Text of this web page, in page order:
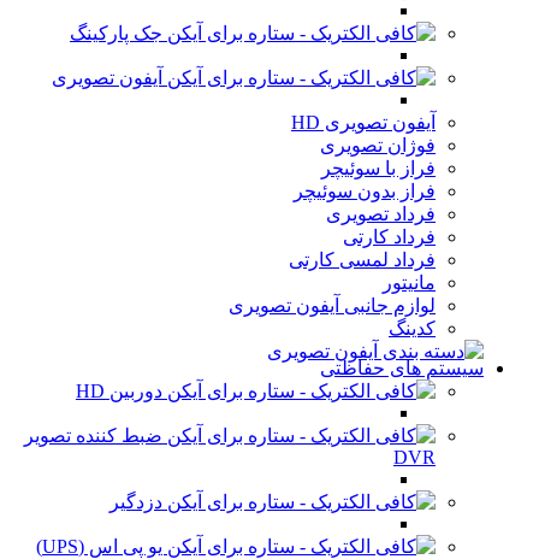
جک پارکینگ
آیفون تصویری
آیفون تصویری HD
فوژان تصویری
فراز با سوئیچر
فراز بدون سوئیچر
فرداد تصویری
فرداد کارتی
فرداد لمسی کارتی
مانیتور
لوازم جانبی آیفون تصویری
کدینگ
سیستم های حفاظتی
دوربین HD
ضبط کننده تصویر
DVR
دزدگیر
یو پی اس (UPS)